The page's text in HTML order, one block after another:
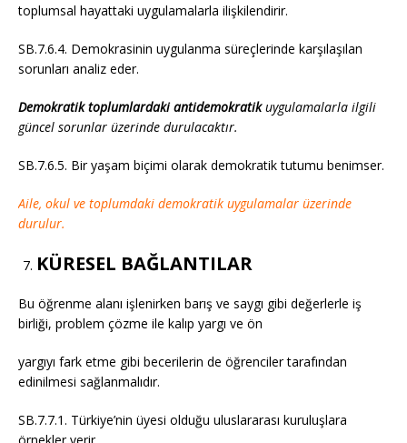
toplumsal hayattaki uygulamalarla ilişkilendirir.
SB.7.6.4. Demokrasinin uygulanma süreçlerinde karşılaşılan
sorunları analiz eder.
Demokratik toplumlardaki antidemokratikuygulamalarla ilgili
güncel sorunlar üzerinde durulacaktır.
SB.7.6.5. Bir yaşam biçimi olarak demokratik tutumu benimser.
Aile, okul ve toplumdaki demokratik uygulamalar üzerinde
durulur.
KÜRESEL BAĞLANTILAR
Bu öğrenme alanı işlenirken barış ve saygı gibi değerlerle iş
birliği, problem çözme ile kalıp yargı ve ön
yargıyı fark etme gibi becerilerin de öğrenciler tarafından
edinilmesi sağlanmalıdır.
SB.7.7.1. Türkiye’nin üyesi olduğu uluslararası kuruluşlara